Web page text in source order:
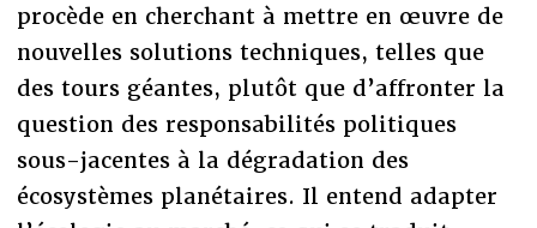
procède en cherchant à mettre en œuvre de
nouvelles solutions techniques, telles que
des tours géantes, plutôt que d’affronter la
question des responsabilités politiques
sous-jacentes à la dégradation des
écosystèmes planétaires. Il entend adapter